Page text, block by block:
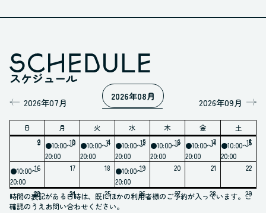
スケジュール
2026年07月
2026年08月
08月
09月
10月
11月
12月
2026年09月
日 月 火 水 木 金
土
1
2 3 4 5 6 7 8
9 10
●10:00～
20:00
11
●10:00～
20:00
12
●10:00～
20:00
13
●10:00～
20:00
14
●10:00～
20:00
15
●10:00～
20:00
16
●10:00～
20:00
17 18 19
●10:00～
20:00
20 21 22
23 24 25 26 27 28 29
30 31
時間の表記がある日時は、既にほかの利用者様のご予約が入っています。ご
確認のうえお問い合わせください。